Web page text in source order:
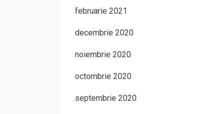
februarie 2021
decembrie 2020
noiembrie 2020
octombrie 2020
septembrie 2020